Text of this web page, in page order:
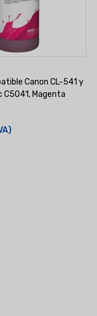
Canon CL-541 y
C5041, Magenta